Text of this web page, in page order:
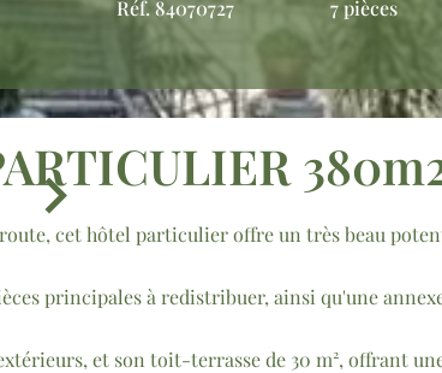
Réf. 84070727 7 pièces
cet hôtel particulier offre un très beau
principales à redistribuer, ainsi qu'une
et son toit-terrasse de 30 m², offrant